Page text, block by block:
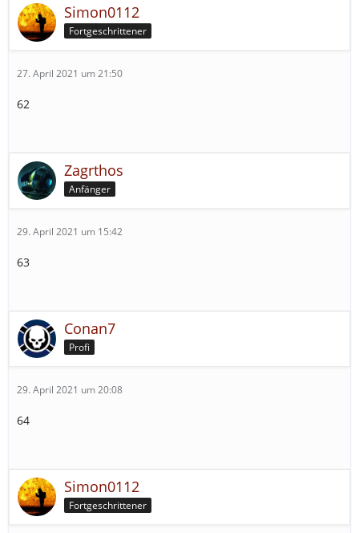
Simon0112
Fortgeschrittener
27. April 2021 um 21:50
62
Zagrthos
Anfänger
29. April 2021 um 15:42
63
Conan7
Profi
29. April 2021 um 20:08
64
Simon0112
Fortgeschrittener